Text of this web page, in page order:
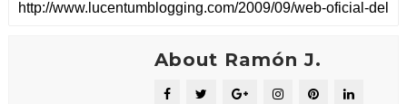
About Ramón J.